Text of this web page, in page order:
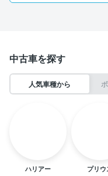
中古車を探す
人気車種から
ハリアー プリウ